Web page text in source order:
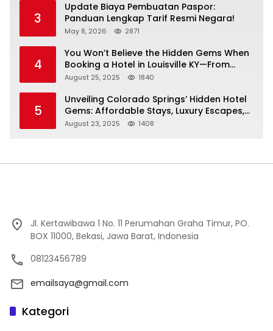
3
Update Biaya Pembuatan Paspor:
Panduan Lengkap Tarif Resmi Negara!
May 8, 2026 2871
4
You Won’t Believe the Hidden Gems When
Booking a Hotel in Louisville KY—From
Cheap to Luxe!
August 25, 2025 1840
5
Unveiling Colorado Springs’ Hidden Hotel
Gems: Affordable Stays, Luxury Escapes,
and Everything In Between!
August 23, 2025 1408
Jl. Kertawibawa 1 No. 11 Perumahan Graha Timur, PO.
BOX 11000, Bekasi, Jawa Barat, Indonesia
08123456789
emailsaya@gmail.com
Kategori